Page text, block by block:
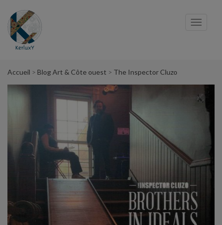
Accueil Blog Art & Côte ouest The Inspector Cluzo